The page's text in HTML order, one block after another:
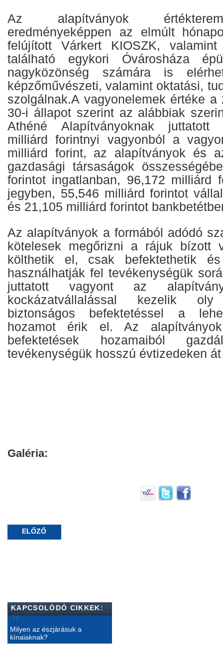
Az alapítványok
eredményeképpen az elmúlt
felújított Várkert KIOSZK,
található egykori Óvárosháza
nagyközönség számára is
képzőművészeti, valamint oktatási,
szolgálnak.A vagyonelemek értéke a
30-i állapot szerint az alábbiak
Athéné Alapítványoknak juttatott
milliárd forintnyi vagyonból a
milliárd forint, az alapítványok és
gazdasági társaságok
forintot ingatlanban, 96,172 milliárd
jegyben, 55,546 milliárd forintot
és 21,105 milliárd forintot
Az alapítványok a formából adódó
kötelesek megőrizni a rájuk bízott
költhetik el, csak befektethetik
használhatják fel tevékenységük
juttatott vagyont az
kockázatvállalással kezelik
biztonságos befektetéssel a
hozamot érik el. Az
befektetések hozamaiból
tevékenységük hosszú évtizedeken
Galéria:
ELŐZŐ
KAPCSOLÓDÓ CIKKEK:
Milyen az észjárásuk a
kínaiaknak?